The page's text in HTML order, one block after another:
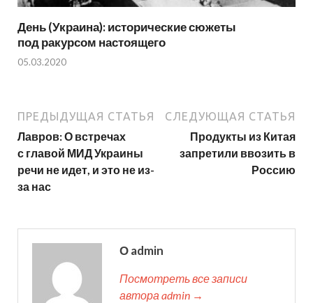
День (Украина): исторические сюжеты
под ракурсом настоящего
05.03.2020
ПРЕДЫДУЩАЯ СТАТЬЯ
Лавров: О встречах
с главой МИД Украины
речи не идет, и это не из-
за нас
СЛЕДУЮЩАЯ СТАТЬЯ
Продукты из Китая
запретили ввозить в
Россию
О admin
Посмотреть все записи
автора admin →